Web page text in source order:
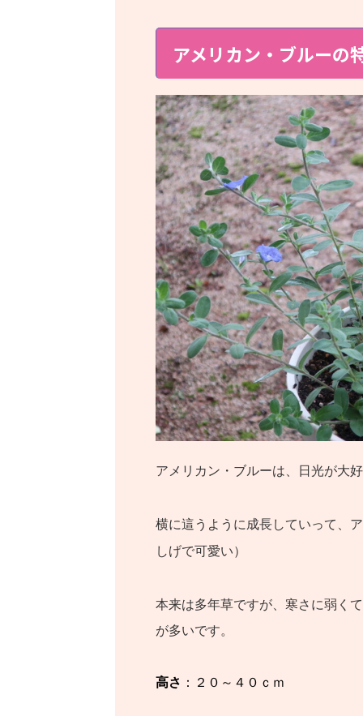
アメリカン・ブルーの
アメリカン・ブルーは、日光が大
横に這うように成長していって、
しげで可愛い）
本来は多年草ですが、寒さに弱く
が多いです。
高さ ：２０～４０ｃｍ